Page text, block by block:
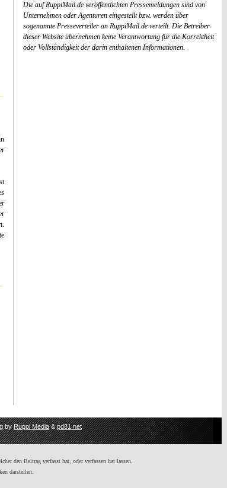
Die auf RuppiMail.de veröffentlichten Pressemeldungen sind von
Unternehmen oder Agenturen eingestellt bzw. werden über
sogenannte Presseverteiler an RuppiMail.de verteilt. Die Betreiber
dieser Website übernehmen keine Verantwortung für die Korrektheit
oder Vollständigkeit der darin enthaltenen Informationen.
byRuppi Media&pd81.net
den Beitrag verfasst hat, oder verfassen hat lassen.
darstellen.